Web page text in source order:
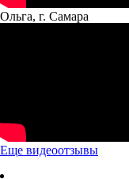
Ольга, г. Самара
Еще видеоотзывы